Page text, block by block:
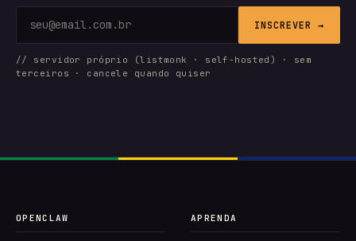
INSCREVER →
// servidor próprio (listmonk · self-hosted) · sem
terceiros · cancele quando quiser
OPENCLAW APRENDA